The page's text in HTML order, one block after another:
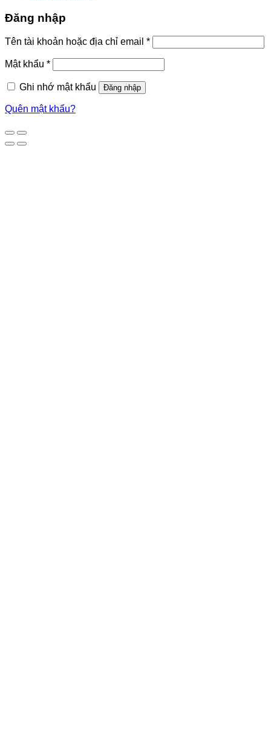
Đăng nhập
Tên tài khoản hoặc địa chỉ email *
Mật khẩu *
Ghi nhớ mật khẩu Đăng nhập
Quên mật khẩu?